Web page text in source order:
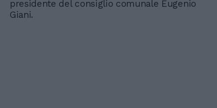
presidente del consiglio comunale Eugenio
Giani.